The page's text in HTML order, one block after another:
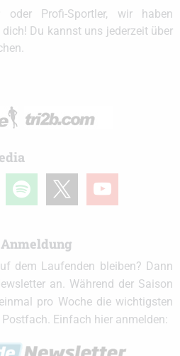
oder Profi-Sportler, wir haben
Du kannst uns jederzeit über
spotify youtube
dem Laufenden bleiben? Dann
an. Während der Saison
pro Woche die wichtigsten
Einfach hier anmelden: